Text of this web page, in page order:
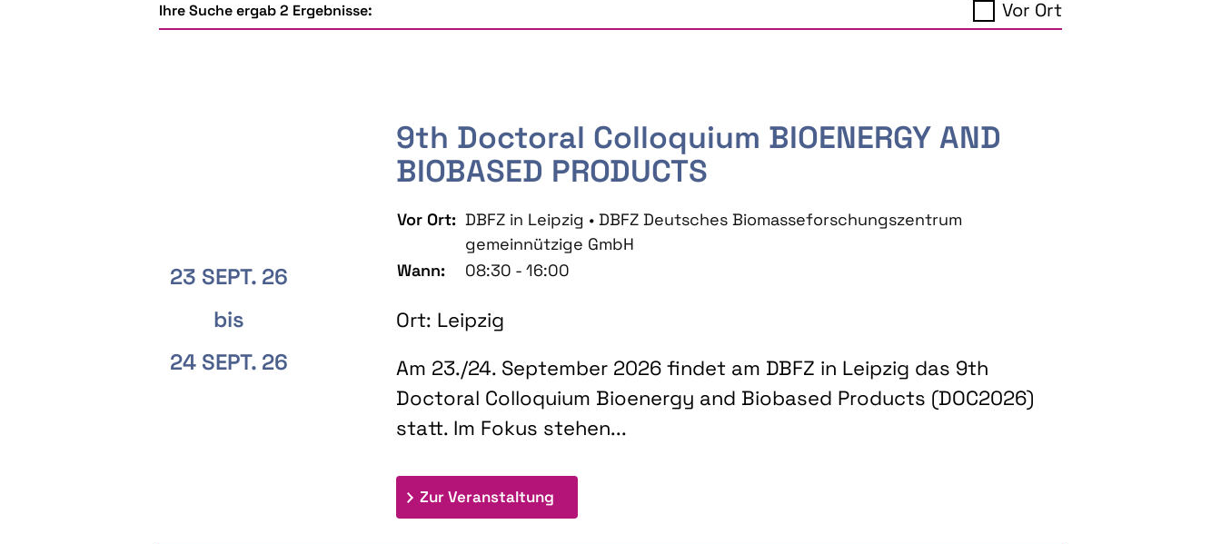
Ihre Suche ergab 2 Ergebnisse: Vor Ort
23 SEPT. 26
bis
24 SEPT. 26
9th Doctoral Colloquium BIOENERGY AND
BIOBASED PRODUCTS
Vor Ort: DBFZ in Leipzig • DBFZ Deutsches Biomasseforschungszentrum
gemeinnützige GmbH
Wann:
08:30 - 16:00
Ort: Leipzig
Am 23./24. September 2026 findet am DBFZ in Leipzig das 9th
Doctoral Colloquium Bioenergy and Biobased Products (DOC2026)
statt. Im Fokus stehen...
Zur Veranstaltung: 9th Doctoral Colloquium BIOENERGY AND BIOBASED PRODUCTS